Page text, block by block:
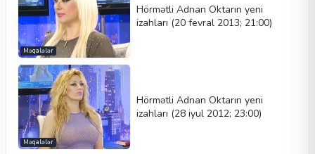
Məqalələr
Hörmətli Adnan Oktarın yeni
izahları (20 fevral 2013; 21:00)
Məqalələr
Hörmətli Adnan Oktarın yeni
izahları (28 iyul 2012; 23:00)